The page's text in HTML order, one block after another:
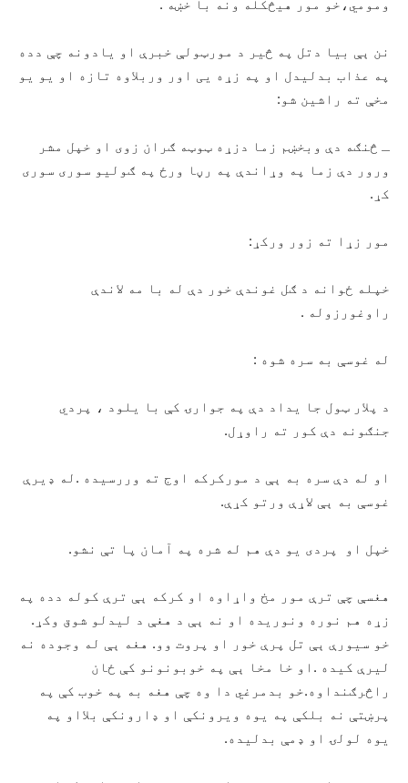
ومومي،خو مور هیڅکله ونه با خښه .
نن ېې بیا دتل په څیر د مورټولې خبرې او یادونه چې دده
په عذاب بدلیدل او په زړه یی اور وربلاوه تازه او یو یو
مخې ته راشین شو:
ـ څنګه دې وبخښم زما دزړه ټوټه ګران زوی او خپل مشر
ورور دې زما په وړاندې په رڼا ورځ په ګولیو سوری سوری
کړ.
مور زړا ته زور ورکړ:
خپله ځوانه د ګل غوندې خور دې له با مه لاندې
راوغورزوله .
له غوسې به سره شوه :
د پلار ټول جا یداد دې په جوارۍ کې با یلود ، پردي
جنګونه دې کور ته راوړل.
او له دې سره به ېې د مورکرکه اوج ته وررسیده .له ډیرې
غوسې به ېې لاړې ورتو کړې.
خپل او پردی یو دې هم له شره په آمان پا تې نشو.
هغسې چې ترې مور مخ واړاوه او کرکه ېې ترې کوله دده په
زړه هم نوره ونوریده او نه ېې د هغې د لیدلو شوق وکړ.
خو سیورې ېې تل پرې خور او پروت وو. هغه ېې له وجوده نه
لیرې کیده .او خا مخا ېې په خوبونونو کې ځان
راڅرګنداوه.خو بدمرغي دا وه چې هغه به په خوب کې په
پرښتې نه بلکې په یوه ویرونکې او ډارونکې بلااو په
یوه لولۍ او ډمې بدلیده.